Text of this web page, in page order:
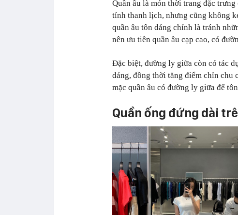
Quần âu là món thời trang đặc
tính thanh lịch, nhưng cũng không
quần âu tôn dáng chính là tránh
nên ưu tiên quần âu cạp cao, có
Đặc biệt, đường ly giữa còn có tác
dáng, đồng thời tăng điểm chỉn chu
mặc quần âu có đường ly giữa để
Quần ống đứng dài